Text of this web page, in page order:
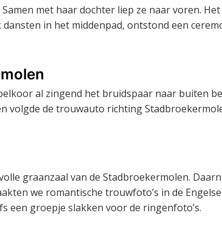
met haar dochter liep ze naar voren.
in het middenpad, ontstond een
al zingend het bruidspaar naar buiten
volgde de trouwauto richting
graanzaal van de Stadbroekermolen.
we romantische trouwfoto’s in de
een groepje slakken voor de ringenfoto’s.